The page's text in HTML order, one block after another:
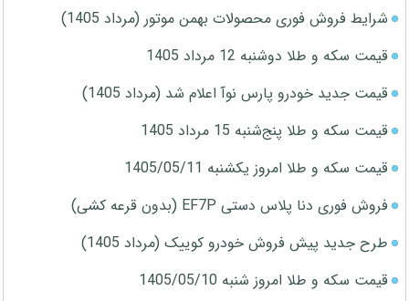
شرایط فروش فوری محصولات بهمن موتور (مرداد 1405)
قیمت سکه و طلا دوشنبه 12 مرداد 1405
قیمت جدید خودرو پارس نوآ اعلام شد (مرداد 1405)
قیمت سکه و طلا پنج‌شنبه 15 مرداد 1405
قیمت سکه و طلا امروز یکشنبه 1405/05/11
فروش فوری دنا پلاس دستی EF7P (بدون قرعه کشی)
طرح جدید پیش فروش خودرو کوییک (مرداد 1405)
قیمت سکه و طلا امروز شنبه 1405/05/10